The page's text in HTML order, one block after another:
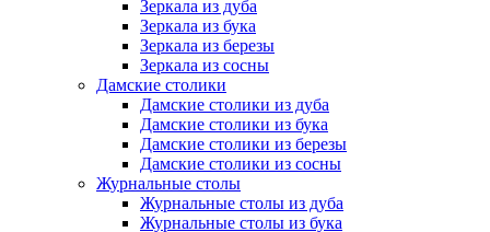
Зеркала из дуба
Зеркала из бука
Зеркала из березы
Зеркала из сосны
Дамские столики
Дамские столики из дуба
Дамские столики из бука
Дамские столики из березы
Дамские столики из сосны
Журнальные столы
Журнальные столы из дуба
Журнальные столы из бука